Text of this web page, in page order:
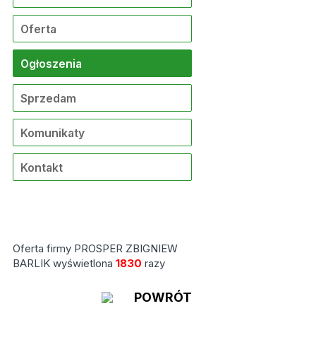
Oferta
Ogłoszenia
Sprzedam
Komunikaty
Kontakt
Oferta firmy PROSPER ZBIGNIEW
BARLIK wyświetlona 1830 razy
POWRÓT